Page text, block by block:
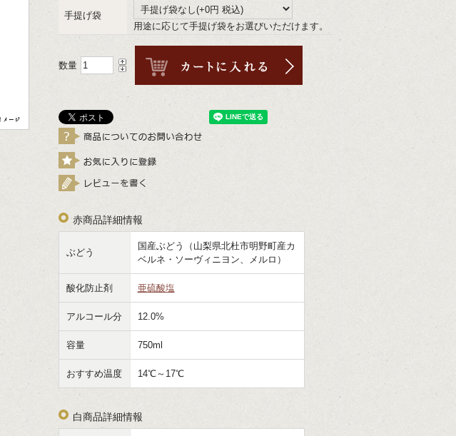
手提げ袋
用途に応じて手提げ袋をお選びいただけます。
数量
赤商品詳細情報
ぶどう
国産ぶどう（山梨県北杜市明野町産カ
ベルネ・ソーヴィニヨン、メルロ）
酸化防止剤 亜硫酸塩
アルコール分 12.0%
容量 750ml
おすすめ温度 14℃～17℃
白商品詳細情報